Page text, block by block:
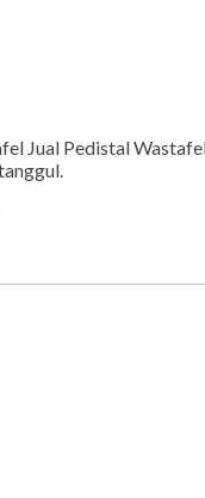
Jual Pedistal Wastafel